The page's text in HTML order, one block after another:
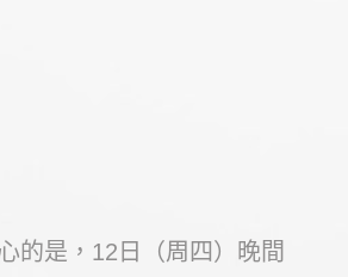
的是，12日（周四）晚間